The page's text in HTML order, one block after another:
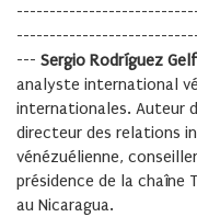
--- Sergio Rodríguez
analyste international
internationales. Auteur
directeur des relations
vénézuélienne,
présidence de la chaîne
au Nicaragua.